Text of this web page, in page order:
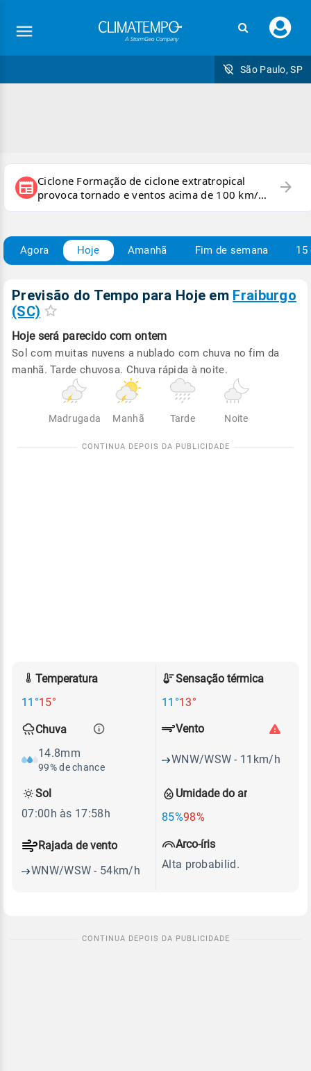
seu
São Paulo, SP
newspaper Ciclone Formação de ciclone extratropical
provoca tornado e ventos acima de 100 km/h
no RS
arrow_forward
Agora Hoje Amanhã Fim de semana 15
Previsão do Tempo para Hoje em Fraiburgo
(SC)
Hoje será parecido com ontem
Sol com muitas nuvens a nublado com chuva no fim da
manhã. Tarde chuvosa. Chuva rápida à noite.
Madrugada Manhã Tarde Noite
Temperatura
11°15°
Sensação térmica
11°13°
Chuva
14.8mm
99% de chance
Umidade do ar
85%98%
Vento
WNW/WSW - 11km/h
Rajada de vento
WNW/WSW - 54km/h
Sol
07:00h às 17:58h
Arco-íris
Alta probabilid.